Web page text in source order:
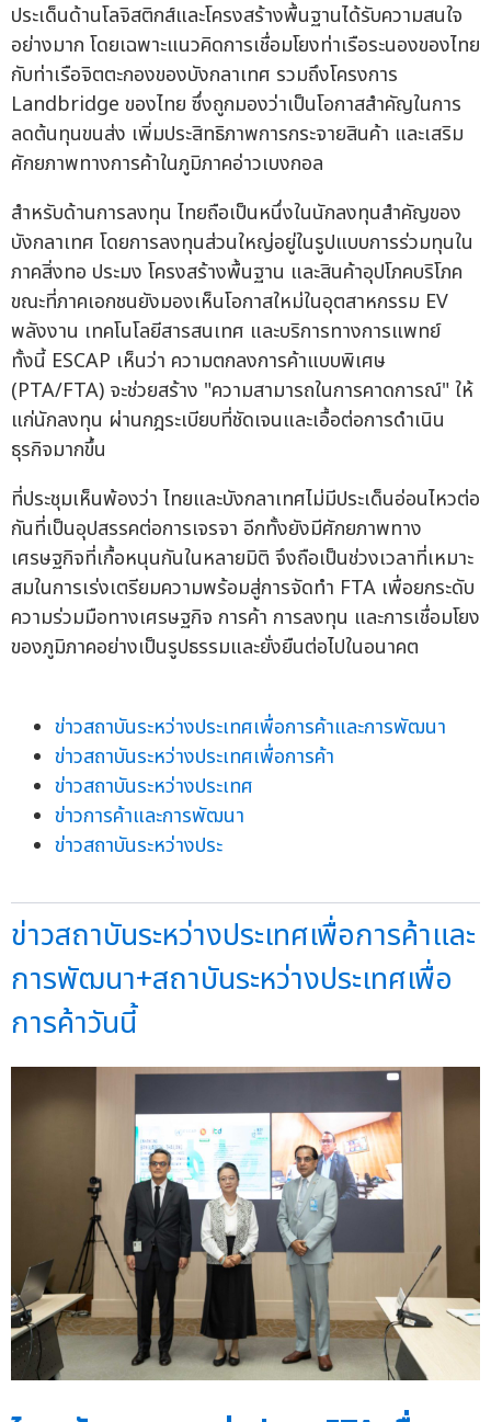
ประเด็นด้านโลจิสติกส์และโครงสร้างพื้นฐานได้รับความสนใจ
อย่างมาก โดยเฉพาะแนวคิดการเชื่อมโยงท่าเรือระนองของไทย
กับท่าเรือจิตตะกองของบังกลาเทศ รวมถึงโครงการ
Landbridge ของไทย ซึ่งถูกมองว่าเป็นโอกาสสำคัญในการ
ลดต้นทุนขนส่ง เพิ่มประสิทธิภาพการกระจายสินค้า และเสริม
ศักยภาพทางการค้าในภูมิภาคอ่าวเบงกอล
สำหรับด้านการลงทุน ไทยถือเป็นหนึ่งในนักลงทุนสำคัญของ
บังกลาเทศ โดยการลงทุนส่วนใหญ่อยู่ในรูปแบบการร่วมทุนใน
ภาคสิ่งทอ ประมง โครงสร้างพื้นฐาน และสินค้าอุปโภคบริโภค
ขณะที่ภาคเอกชนยังมองเห็นโอกาสใหม่ในอุตสาหกรรม EV
พลังงาน เทคโนโลยีสารสนเทศ และบริการทางการแพทย์
ทั้งนี้ ESCAP เห็นว่า ความตกลงการค้าแบบพิเศษ
(PTA/FTA) จะช่วยสร้าง "ความสามารถในการคาดการณ์" ให้
แก่นักลงทุน ผ่านกฎระเบียบที่ชัดเจนและเอื้อต่อการดำเนิน
ธุรกิจมากขึ้น
ที่ประชุมเห็นพ้องว่า ไทยและบังกลาเทศไม่มีประเด็นอ่อนไหวต่อ
กันที่เป็นอุปสรรคต่อการเจรจา อีกทั้งยังมีศักยภาพทาง
เศรษฐกิจที่เกื้อหนุนกันในหลายมิติ จึงถือเป็นช่วงเวลาที่เหมาะ
สมในการเร่งเตรียมความพร้อมสู่การจัดทำ FTA เพื่อยกระดับ
ความร่วมมือทางเศรษฐกิจ การค้า การลงทุน และการเชื่อมโยง
ของภูมิภาคอย่างเป็นรูปธรรมและยั่งยืนต่อไปในอนาคต
ข่าวสถาบันระหว่างประเทศเพื่อการค้าและการพัฒนา
ข่าวสถาบันระหว่างประเทศเพื่อการค้า
ข่าวสถาบันระหว่างประเทศ
ข่าวการค้าและการพัฒนา
ข่าวสถาบันระหว่างประ
ข่าวสถาบันระหว่างประเทศเพื่อการค้าและ
การพัฒนา+สถาบันระหว่างประเทศเพื่อ
การค้าวันนี้